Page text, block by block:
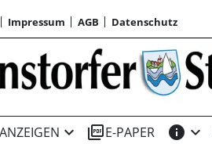
Impressum AGB Datenschutz
ANZEIGEN expand_more picture_as_pdfE-PAPER info expand_more